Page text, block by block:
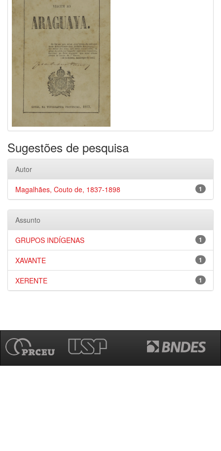
Sugestões de pesquisa
Autor
1
Magalhães, Couto de, 1837-1898
Assunto
1
GRUPOS INDÍGENAS
1
XAVANTE
1
XERENTE